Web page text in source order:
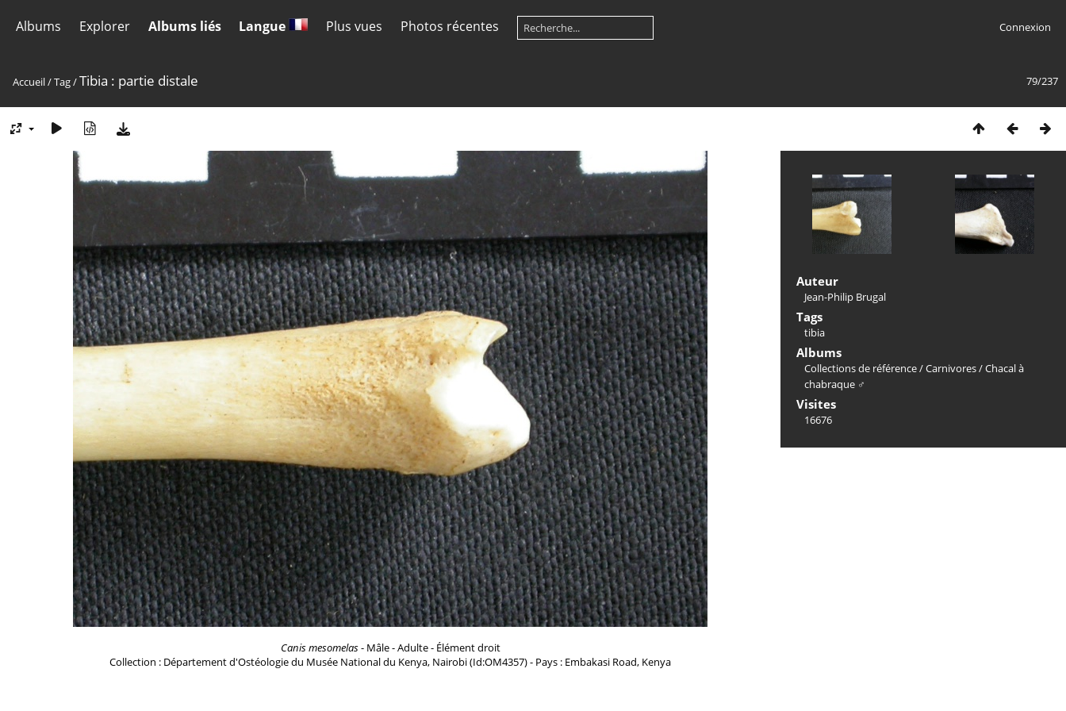
Albums Explorer Albums liés Langue Plus vues Photos récentes Connexion
79/237
Accueil/Tag/Tibia : partie distale
Canis mesomelas- Mâle - Adulte - Élément droit
Collection : Département d'Ostéologie du Musée National du Kenya, Nairobi (Id:OM4357) - Pays : Embakasi Road, Kenya
Auteur
Jean-Philip Brugal
Tags
tibia
Albums
Collections de référence/Carnivores/Chacal à
chabraque ♂
Visites
16676